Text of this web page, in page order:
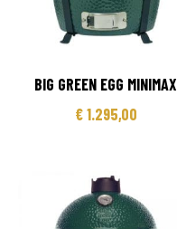
BIG GREEN EGG MINIMAX
€1.295,00